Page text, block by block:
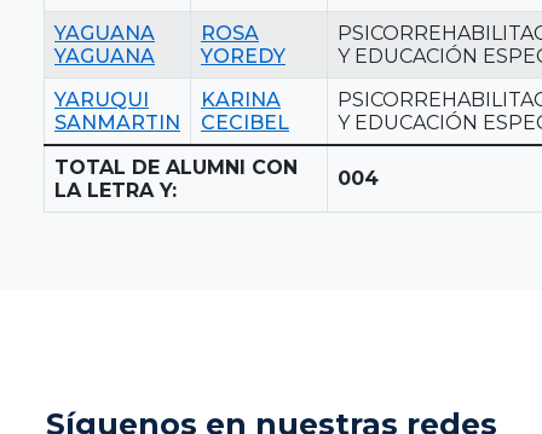
YAGUANA
YAGUANA
ROSA
YOREDY
Y EDUCACIÓN
YARUQUI
SANMARTIN
KARINA
CECIBEL
Y EDUCACIÓN
TOTAL DE ALUMNI CON
LA LETRA Y:
004
Síguenos en nuestras redes